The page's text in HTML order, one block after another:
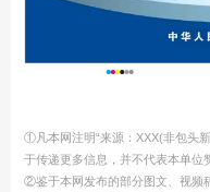
①凡本网注明“来源：XXX(非包头
于传递更多信息，并不代表本单位
②鉴于本网发布的部分图文、视频